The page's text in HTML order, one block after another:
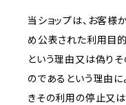
当ショップは、お客様
め公表された利用目
という理由又は偽り
のであるという理由
きその利用の停止又は